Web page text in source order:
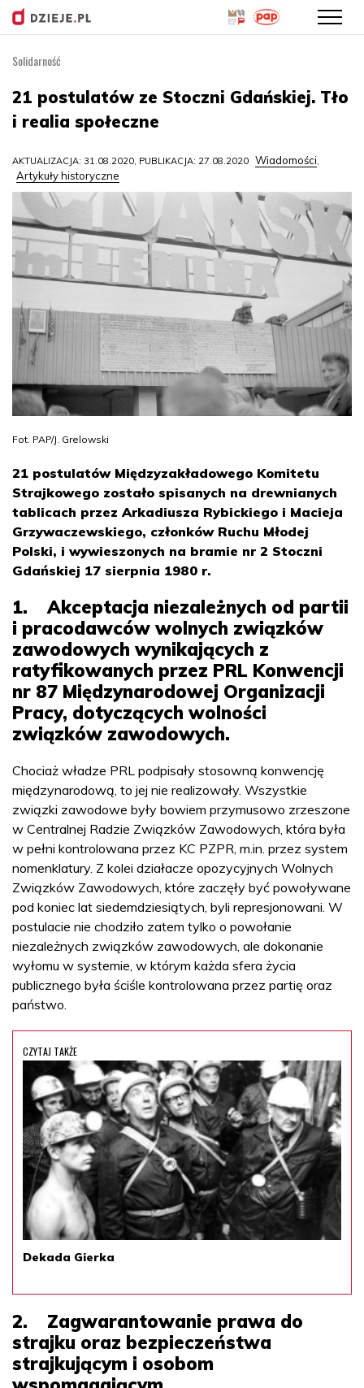
treści
Solidarność
21 postulatów ze Stoczni Gdańskiej. Tło
i realia społeczne
AKTUALIZACJA: 31.08.2020, PUBLIKACJA: 27.08.2020 Wiadomości,
Artykuły historyczne
Fot. PAP/J. Grelowski
21 postulatów Międzyzakładowego Komitetu
Strajkowego zostało spisanych na drewnianych
tablicach przez Arkadiusza Rybickiego i Macieja
Grzywaczewskiego, członków Ruchu Młodej
Polski, i wywieszonych na bramie nr 2 Stoczni
Gdańskiej 17 sierpnia 1980 r.
1. Akceptacja niezależnych od partii
i pracodawców wolnych związków
zawodowych wynikających z
ratyfikowanych przez PRL Konwencji
nr 87 Międzynarodowej Organizacji
Pracy, dotyczących wolności
związków zawodowych.
Chociaż władze PRL podpisały stosowną konwencję
międzynarodową, to jej nie realizowały. Wszystkie
związki zawodowe były bowiem przymusowo zrzeszone
w Centralnej Radzie Związków Zawodowych, która była
w pełni kontrolowana przez KC PZPR, m.in. przez system
nomenklatury. Z kolei działacze opozycyjnych Wolnych
Związków Zawodowych, które zaczęły być powoływane
pod koniec lat siedemdziesiątych, byli represjonowani. W
postulacie nie chodziło zatem tylko o powołanie
niezależnych związków zawodowych, ale dokonanie
wyłomu w systemie, w którym każda sfera życia
publicznego była ściśle kontrolowana przez partię oraz
państwo.
CZYTAJ TAKŻE
Dekada Gierka
2. Zagwarantowanie prawa do
strajku oraz bezpieczeństwa
strajkującym i osobom